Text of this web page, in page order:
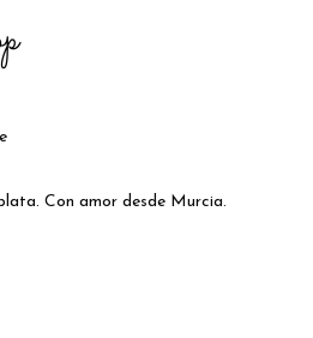
Con amor desde Murcia.